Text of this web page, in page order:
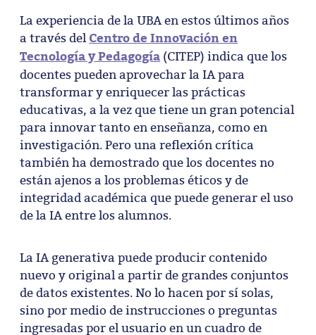
La experiencia de la UBA en estos últimos años
a través delCentro de Innovación en
Tecnología y Pedagogía (CITEP) indica que los
docentes pueden aprovechar la IA para
transformar y enriquecer las prácticas
educativas, a la vez que tiene un gran potencial
para innovar tanto en enseñanza, como en
investigación. Pero una reflexión crítica
también ha demostrado que los docentes no
están ajenos a los problemas éticos y de
integridad académica que puede generar el uso
de la IA entre los alumnos.
La IA generativa puede producir contenido
nuevo y original a partir de grandes conjuntos
de datos existentes. No lo hacen por sí solas,
sino por medio de instrucciones o preguntas
ingresadas por el usuario en un cuadro de